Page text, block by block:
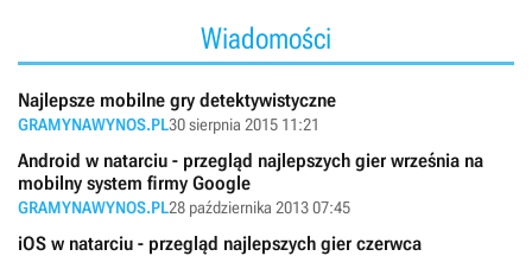
Wiadomości
Najlepsze mobilne gry detektywistyczne
GRAMYNAWYNOS.PL30 sierpnia 2015 11:21
Android w natarciu - przegląd najlepszych gier września na
mobilny system firmy Google
GRAMYNAWYNOS.PL28 października 2013 07:45
iOS w natarciu - przegląd najlepszych gier czerwca